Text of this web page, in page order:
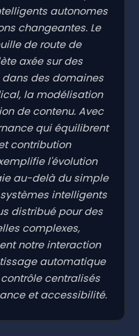
autonomes
changeantes. Le
de route de
axée sur des
des domaines
la modélisation
de contenu. Avec
qui équilibrent
contribution
l'évolution
au-delà du simple
intelligents
distribué pour des
complexes,
notre interaction
automatique
centralisés
et accessibilité.